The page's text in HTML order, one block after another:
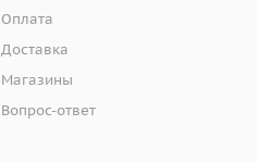
Оплата
Доставка
Магазины
Вопрос-ответ